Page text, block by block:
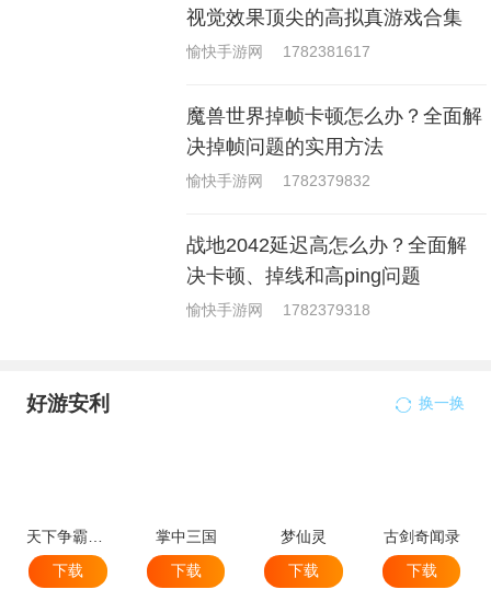
视觉效果顶尖的高拟真游戏合集
愉快手游网 1782381617
魔兽世界掉帧卡顿怎么办？全面解
决掉帧问题的实用方法
愉快手游网 1782379832
战地2042延迟高怎么办？全面解
决卡顿、掉线和高ping问题
愉快手游网 1782379318
好游安利 换一换
天下争霸三国志
下载
掌中三国
下载
梦仙灵
下载
古剑奇闻录
下载